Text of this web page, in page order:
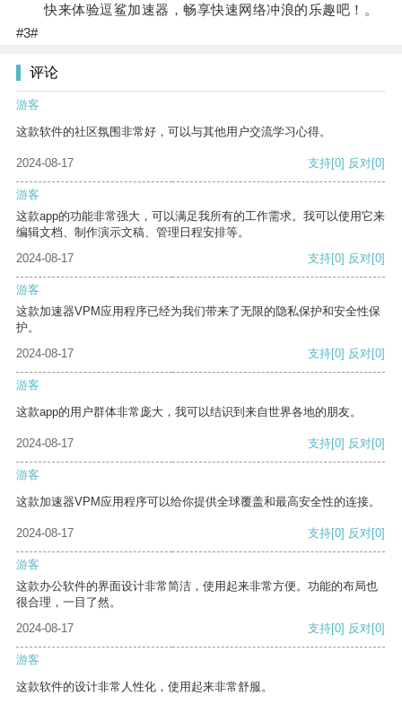
快来体验逗鲨加速器，畅享快速网络冲浪的乐趣吧！。
#3#
评论
游客
这款软件的社区氛围非常好，可以与其他用户交流学习心得。
2024-08-17 支持[0] 反对[0]
游客
这款app的功能非常强大，可以满足我所有的工作需求。我可以使用它来
编辑文档、制作演示文稿、管理日程安排等。
2024-08-17
支持[0] 反对[0]
游客
这款加速器VPM应用程序已经为我们带来了无限的隐私保护和安全性保
护。
2024-08-17
支持[0] 反对[0]
游客
这款app的用户群体非常庞大，我可以结识到来自世界各地的朋友。
2024-08-17 支持[0] 反对[0]
游客
这款加速器VPM应用程序可以给你提供全球覆盖和最高安全性的连接。
2024-08-17 支持[0] 反对[0]
游客
这款办公软件的界面设计非常简洁，使用起来非常方便。功能的布局也
很合理，一目了然。
2024-08-17
支持[0] 反对[0]
游客
这款软件的设计非常人性化，使用起来非常舒服。